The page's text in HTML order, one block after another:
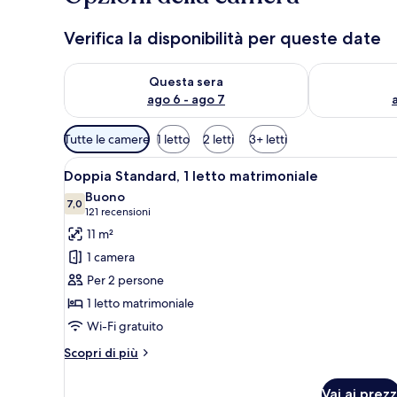
Verifica la disponibilità per queste date
Questa sera
ago 6 - ago 7
Verifica la disponibilità per questa sera, ago 6 - ago 7
Verifica la
Filtri
disponibili
per
le
camere
Tutte le camere 1 letto 2 letti 3+ letti
Apri
tutte
le
foto
per
Doppia
Standard,
1
letto
matrimoniale
Camera d'albergo con
5
Doppia Standard, 1 letto matrimoniale
7,07,0 su 10
Buono
121 recensioni
(121
recensioni)
11 m²
1 camera
Per 2 persone
1 letto matrimoniale
Wi-Fi gratuito
Scopri di più
Altri